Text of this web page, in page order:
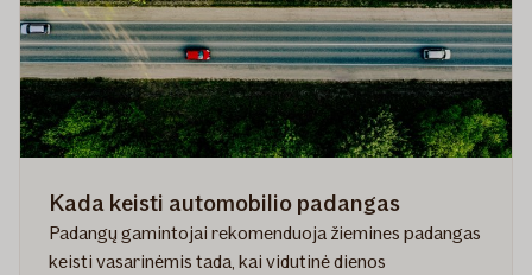
patiria
tvarkomuose
ruožuose
Kada keisti automobilio padangas
Padangų gamintojai rekomenduoja žiemines padangas
keisti vasarinėmis tada, kai vidutinė dienos